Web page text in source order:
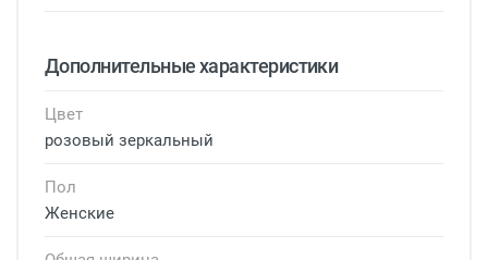
Дополнительные характеристики
Цвет
розовый зеркальный
Пол
Женские